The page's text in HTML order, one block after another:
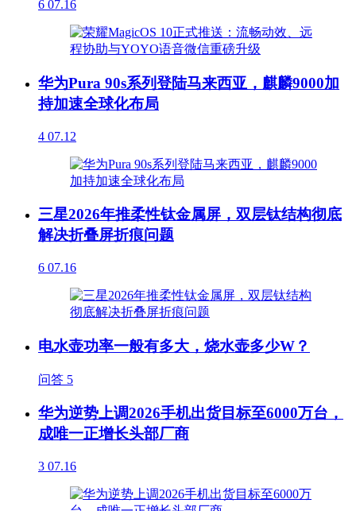
6 07.16
华为Pura 90s系列登陆马来西亚，麒麟9000加
持加速全球化布局
4 07.12
三星2026年推柔性钛金属屏，双层钛结构彻底
解决折叠屏折痕问题
6 07.16
电水壶功率一般有多大，烧水壶多少W？
问答 5
华为逆势上调2026手机出货目标至6000万台，
成唯一正增长头部厂商
3 07.16